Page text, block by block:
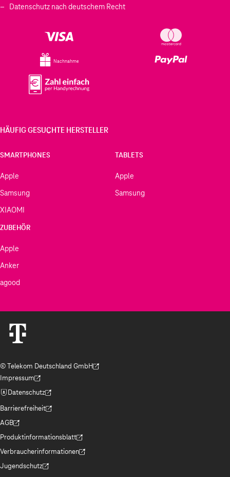
Datenschutz nach deutschem Recht
Nachnahme
HÄUFIG GESUCHTE HERSTELLER
SMARTPHONES
Apple
Samsung
XIAOMI
TABLETS
Apple
Samsung
ZUBEHÖR
Apple
Anker
agood
© Telekom Deutschland GmbH
(Der Link wird in einem neuen Tab geöffnet)
Impressum
(Der Link wird in einem neuen Tab geöffnet)
Datenschutz
(Der Link wird in einem neuen Tab geöffnet)
Barrierefreiheit
(Der Link wird in einem neuen Tab geöffnet)
AGB
(Der Link wird in einem neuen Tab geöffnet)
Produktinformationsblatt
(Der Link wird in einem neuen Tab geöffnet)
Verbraucherinformationen
(Der Link wird in einem neuen Tab geöffnet)
Jugendschutz
(Der Link wird in einem neuen Tab geöffnet)